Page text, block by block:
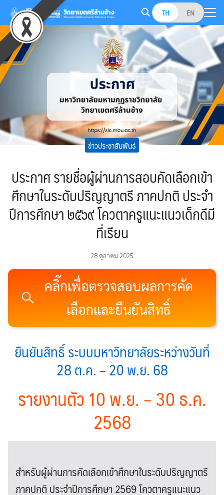
Skip
content
TH EN
Search
for:
ข่าวประชาสัมพันธ์
ประกาศ รายชื่อผู้ผ่านการสอบคัดเลือกเข้า
ศึกษาในระดับปริญญาตรี ภาคปกติ ประจำ
ปีการศึกษา ๒๕๖๙ โควตาครูแนะแนวเด็กดีมี
ที่เรียน
28 ตุลาคม 2025
คลิ๊กเพื่อตรวจสอบผลการคัด
เลือกและยืนยันสิทธิ์
ยืนยันสิทธิ์ ระบบมหาวิทยาลัยระหว่างวันที่
28 ต.ค. – 20 พ.ย. 68
รายงานตัว 10 พ.ย. – 30 ธ.ค.
2568
สำหรับผู้ผ่านการคัดเลือกเข้าศึกษาในระดับปริญญาตรี
ภาคปกติ ประจำปีการศึกษา 2569 โควตาครูแนะแนว